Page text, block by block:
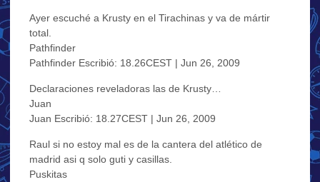
Ayer escuché a Krusty en el Tirachinas y va de mártir
total.
Pathfinder
Pathfinder Escribió: 18.26CEST | Jun 26, 2009
Declaraciones reveladoras las de Krusty…
Juan
Juan Escribió: 18.27CEST | Jun 26, 2009
Raul si no estoy mal es de la cantera del atlético de
madrid asi q solo guti y casillas.
Puskitas